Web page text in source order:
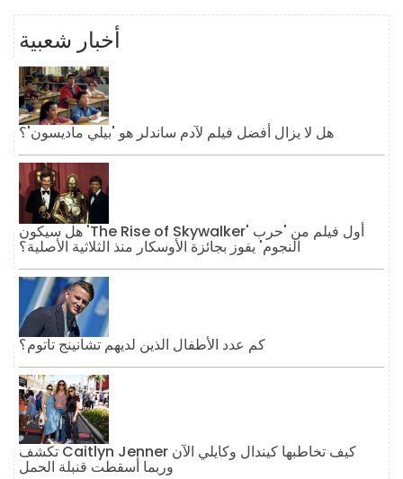
أخبار شعبية
هل لا يزال أفضل فيلم لآدم ساندلر هو 'بيلي ماديسون'؟
هل سيكون 'The Rise of Skywalker' أول فيلم من 'حرب
النجوم' يفوز بجائزة الأوسكار منذ الثلاثية الأصلية؟
كم عدد الأطفال الذين لديهم تشانينج تاتوم؟
تكشف Caitlyn Jenner كيف تخاطبها كيندال وكايلي الآن
وربما أسقطت قنبلة الحمل